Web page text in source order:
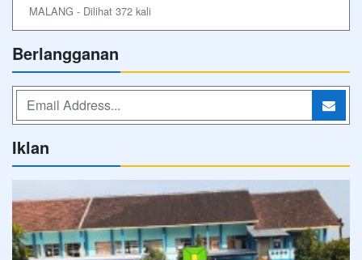
MALANG - Dilihat 372 kali
Berlangganan
Iklan